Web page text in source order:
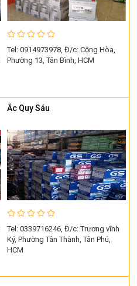
Tel: 0914973978, Đ/c: Cộng Hòa,
Phường 13, Tân Bình, HCM
Ắc Quy Sáu
Tel: 0339716246, Đ/c: Trương vĩnh
Ký, Phường Tân Thành, Tân Phú,
HCM